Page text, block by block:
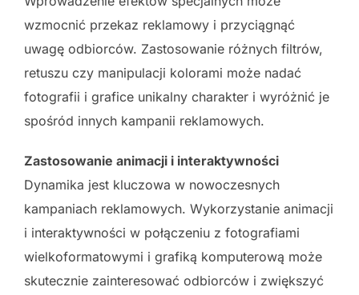
wzmocnić przekaz reklamowy i przyciągnąć
uwagę odbiorców. Zastosowanie różnych filtrów,
retuszu czy manipulacji kolorami może nadać
fotografii i grafice unikalny charakter i wyróżnić je
spośród innych kampanii reklamowych.
Zastosowanie animacji i interaktywności
Dynamika jest kluczowa w nowoczesnych
kampaniach reklamowych. Wykorzystanie animacji
i interaktywności w połączeniu z fotografiami
wielkoformatowymi i grafiką komputerową może
skutecznie zainteresować odbiorców i zwiększyć